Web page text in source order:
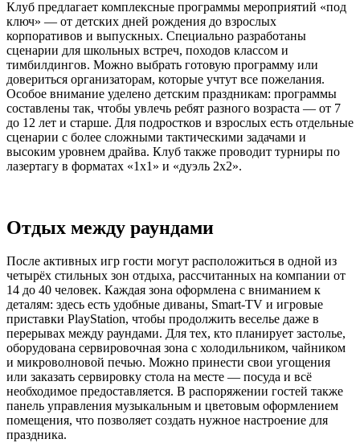
Клуб предлагает комплексные программы мероприятий «под
ключ» — от детских дней рождения до взрослых
корпоративов и выпускных. Специально разработаны
сценарии для школьных встреч, походов классом и
тимбилдингов. Можно выбрать готовую программу или
довериться организаторам, которые учтут все пожелания.
Особое внимание уделено детским праздникам: программы
составлены так, чтобы увлечь ребят разного возраста — от 7
до 12 лет и старше. Для подростков и взрослых есть отдельные
сценарии с более сложными тактическими задачами и
высоким уровнем драйва. Клуб также проводит турниры по
лазертагу в форматах «1х1» и «дуэль 2х2».
Отдых между раундами
После активных игр гости могут расположиться в одной из
четырёх стильных зон отдыха, рассчитанных на компании от
14 до 40 человек. Каждая зона оформлена с вниманием к
деталям: здесь есть удобные диваны, Smart-TV и игровые
приставки PlayStation, чтобы продолжить веселье даже в
перерывах между раундами. Для тех, кто планирует застолье,
оборудована сервировочная зона с холодильником, чайником
и микроволновой печью. Можно принести свои угощения
или заказать сервировку стола на месте — посуда и всё
необходимое предоставляется. В распоряжении гостей также
панель управления музыкальным и цветовым оформлением
помещения, что позволяет создать нужное настроение для
праздника.